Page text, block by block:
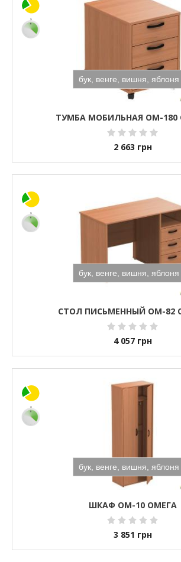
ТУМБА МОБИЛЬНАЯ ОМ-180
2 663 грн
СТОЛ ПИСЬМЕННЫЙ ОМ-82
4 057 грн
ШКАФ ОМ-10 ОМЕГА
3 851 грн